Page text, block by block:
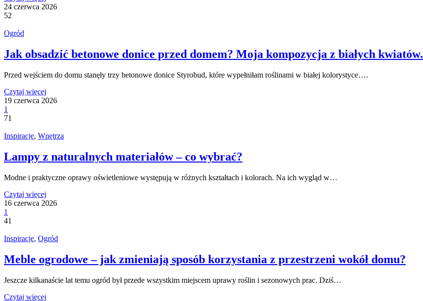
24 czerwca 2026
52
Ogród
Jak obsadzić betonowe donice przed domem? Moja kompozycja z białych kwiatów.
Przed wejściem do domu stanęły trzy betonowe donice Styrobud, które wypełniłam roślinami w białej kolorystyce….
Czytaj więcej
19 czerwca 2026
1
71
Inspiracje, Wnętrza
Lampy z naturalnych materiałów – co wybrać?
Modne i praktyczne oprawy oświetleniowe występują w różnych kształtach i kolorach. Na ich wygląd w…
Czytaj więcej
16 czerwca 2026
1
41
Inspiracje, Ogród
Meble ogrodowe – jak zmieniają sposób korzystania z przestrzeni wokół domu?
Jeszcze kilkanaście lat temu ogród był przede wszystkim miejscem uprawy roślin i sezonowych prac. Dziś…
Czytaj więcej